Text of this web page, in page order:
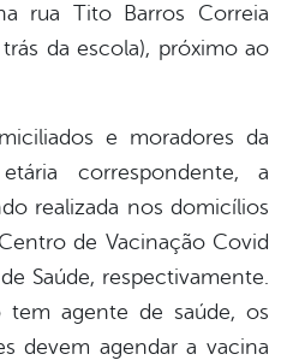
rua Tito Barros Correia
da escola), próximo ao
e moradores da
correspondente, a
realizada nos domicílios
de Vacinação Covid
Saúde, respectivamente.
tem agente de saúde, os
devem agendar a vacina